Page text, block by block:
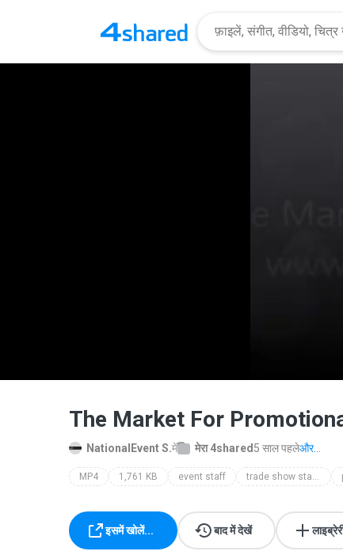
The Market For
NationalEvent S.में मेरा 4shared 5 साल पहलेऔर...
MP4 1,761 KB event staff trade show staffing
इसमें खोलें... बाद में देखें